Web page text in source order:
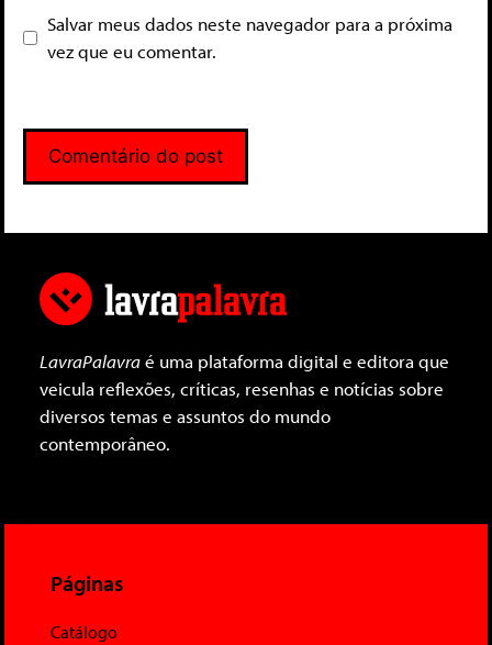
Salvar meus dados neste navegador para a próxima
vez que eu comentar.
LavraPalavraé uma plataforma digital e editora que
veicula reflexões, críticas, resenhas e notícias sobre
diversos temas e assuntos do mundo
contemporâneo.
Páginas
Catálogo